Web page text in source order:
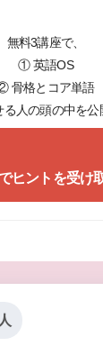
無料3講座で、
① 英語OS
骨格とコア単語
人の頭の中を公
ヒントを受け